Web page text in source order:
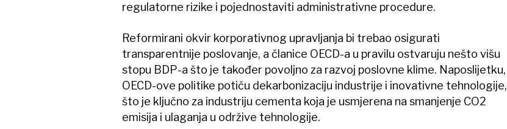
regulatorne rizike i pojednostaviti administrativne procedure.
Reformirani okvir korporativnog upravljanja bi trebao osigurati
transparentnije poslovanje, a članice OECD-a u pravilu ostvaruju nešto višu
stopu BDP-a što je također povoljno za razvoj poslovne klime. Naposlijetku,
OECD-ove politike potiču dekarbonizaciju industrije i inovativne tehnologije,
što je ključno za industriju cementa koja je usmjerena na smanjenje CO2
emisija i ulaganja u održive tehnologije.